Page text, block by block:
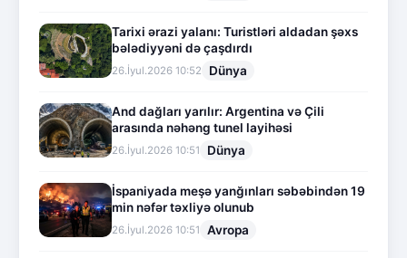
Tarixi ərazi yalanı: Turistləri aldadan şəxs
bələdiyyəni də çaşdırdı
26.İyul.2026 10:52 Dünya
And dağları yarılır: Argentina və Çili
arasında nəhəng tunel layihəsi
26.İyul.2026 10:51 Dünya
İspaniyada meşə yanğınları səbəbindən 19
min nəfər təxliyə olunub
26.İyul.2026 10:51 Avropa